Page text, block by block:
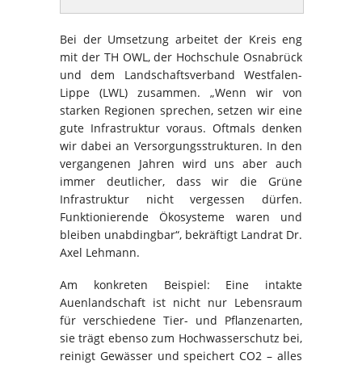
Bei der Umsetzung arbeitet der Kreis eng
mit der TH OWL, der Hochschule Osnabrück
und dem Landschaftsverband Westfalen-
Lippe (LWL) zusammen. „Wenn wir von
starken Regionen sprechen, setzen wir eine
gute Infrastruktur voraus. Oftmals denken
wir dabei an Versorgungsstrukturen. In den
vergangenen Jahren wird uns aber auch
immer deutlicher, dass wir die Grüne
Infrastruktur nicht vergessen dürfen.
Funktionierende Ökosysteme waren und
bleiben unabdingbar“, bekräftigt Landrat Dr.
Axel Lehmann.
Am konkreten Beispiel: Eine intakte
Auenlandschaft ist nicht nur Lebensraum
für verschiedene Tier- und Pflanzenarten,
sie trägt ebenso zum Hochwasserschutz bei,
reinigt Gewässer und speichert CO2 – alles